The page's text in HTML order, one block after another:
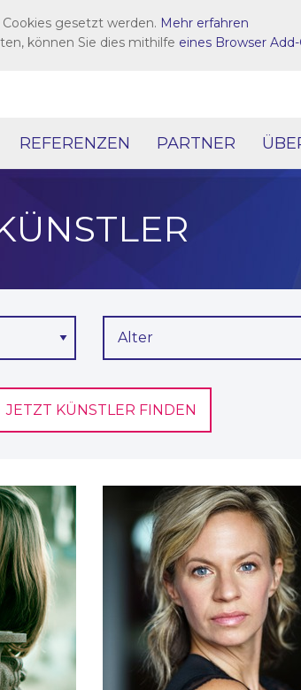
REFERENZEN PARTNER
Alter
JETZT KÜNSTLER FINDEN
gesetzt werden. Mehr erfahren
können Sie dies mithilfe eines Browser